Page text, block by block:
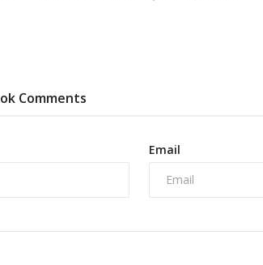
Comments
Email